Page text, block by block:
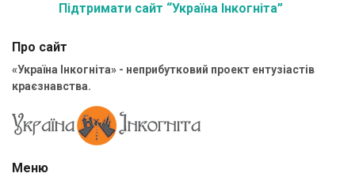
Підтримати сайт “Україна Інкогніта”
Про сайт
«Україна Інкогніта» - неприбутковий проект ентузіастів
краєзнавства.
Меню